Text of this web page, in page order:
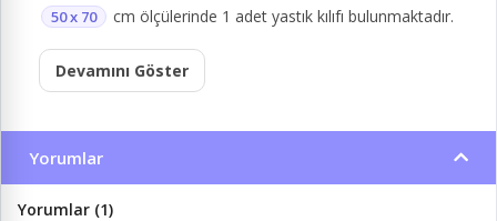
50 x 70 cm ölçülerinde 1 adet yastık kılıfı bulunmaktadır.
Devamını Göster
Yorumlar
Yorumlar (1)